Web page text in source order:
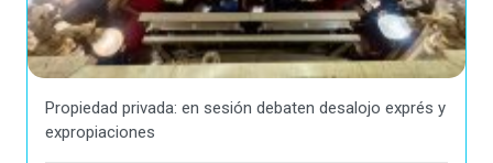
Propiedad privada: en sesión debaten desalojo exprés y
expropiaciones